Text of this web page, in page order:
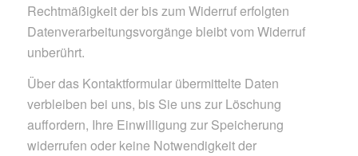
Rechtmäßigkeit der bis zum Widerruf erfolgten
Datenverarbeitungsvorgänge bleibt vom Widerruf
unberührt.
Über das Kontaktformular übermittelte Daten
verbleiben bei uns, bis Sie uns zur Löschung
auffordern, Ihre Einwilligung zur Speicherung
widerrufen oder keine Notwendigkeit der